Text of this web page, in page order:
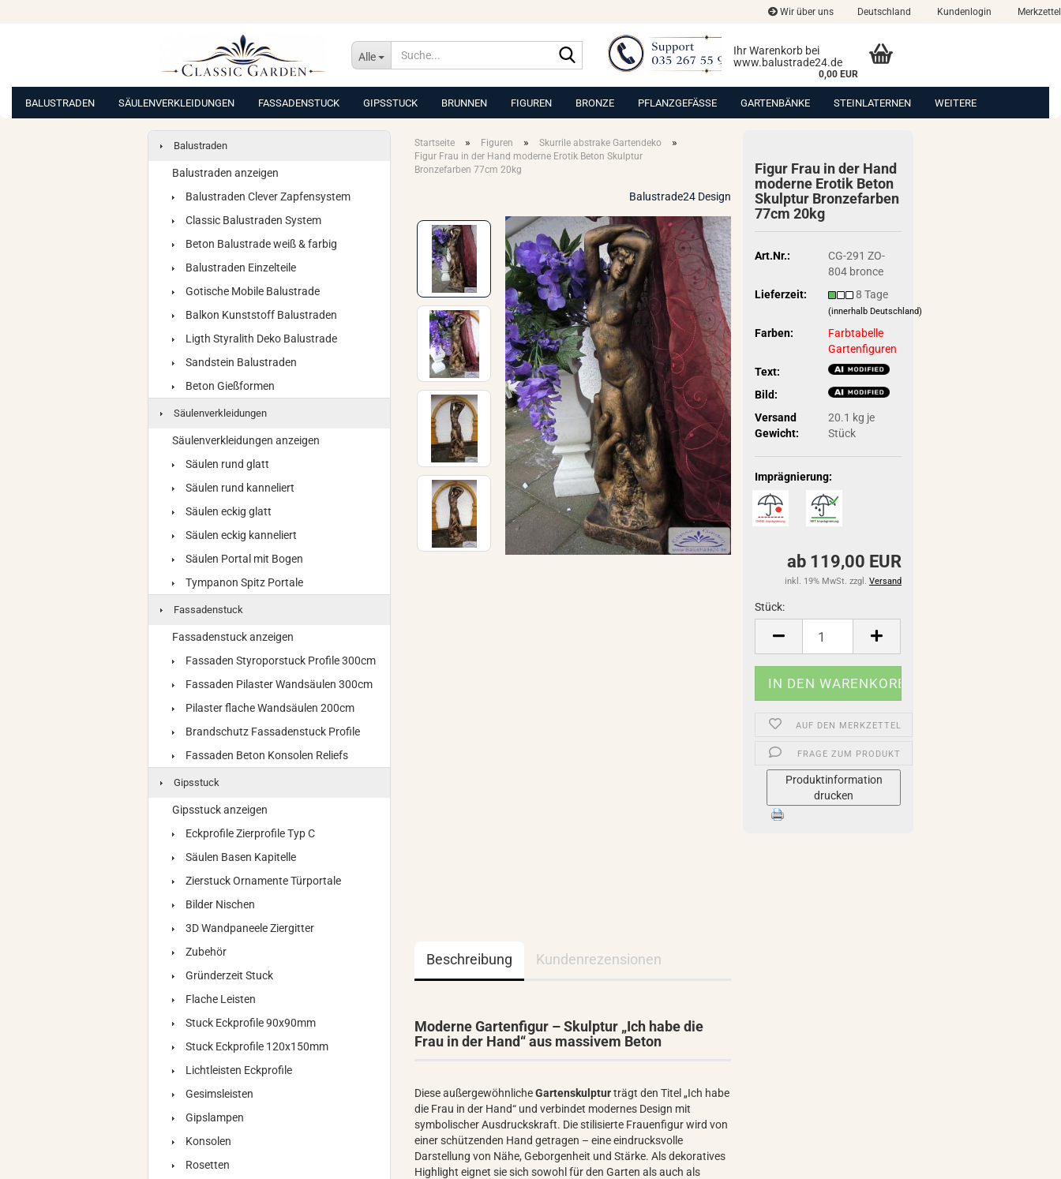
Wir über uns Deutschland Kundenlogin Merkzettel
Alle
Suche...
Ihr Warenkorb bei
www.balustrade24.de
0,00 EUR
BALUSTRADEN SÄULENVERKLEIDUNGEN FASSADENSTUCK GIPSSTUCK BRUNNEN FIGUREN BRONZE PFLANZGEFÄSSE GARTENBÄNKE STEINLATERNEN WEITERE
Startseite » Figuren » Skurrile abstrake Gartendeko »
Figur Frau in der Hand moderne Erotik Beton Skulptur
Bronzefarben 77cm 20kg
Balustrade24 Design
Figur Frau in der Hand
mo­der­ne Ero­tik Beton
Skulp­tur Bron­ze­far­ben
77cm 20kg
Art.Nr.:
CG-291 ZO-
804 bronce
Lieferzeit:
8 Tage
(innerhalb Deutschland)
Farben:
Farbtabelle
Gartenfiguren
Text:
Bild:
Versand
Gewicht:
20.1 kg je
Stück
Imprägnierung:
ab 119,00 EUR
inkl. 19% MwSt. zzgl. Versand
Stück:
Stück
AUF DEN MERKZETTEL
FRAGE ZUM PRODUKT
Produktinformation
drucken
Beschreibung Kundenrezensionen
Moderne Gartenfigur – Skulptur „Ich habe die
Frau in der Hand“ aus massivem Beton
Diese außergewöhnlicheGartenskulpturträgt den Titel „Ich habe
die Frau in der Hand“ und verbindet modernes Design mit
symbolischer Ausdruckskraft. Die stilisierte Frauenfigur wird von
einer schützenden Hand getragen – eine eindrucksvolle
Darstellung von Nähe, Geborgenheit und Stärke. Als dekoratives
Highlight eignet sie sich sowohl für den Garten als auch als
Balustraden
Balustraden anzeigen
Balustraden Clever Zapfensystem
Classic Balustraden System
Beton Balustrade weiß & farbig
Balustraden Einzelteile
Gotische Mobile Balustrade
Balkon Kunststoff Balustraden
Ligth Styralith Deko Balustrade
Sandstein Balustraden
Beton Gießformen
Säulenverkleidungen
Säulenverkleidungen anzeigen
Säulen rund glatt
Säulen rund kanneliert
Säulen eckig glatt
Säulen eckig kanneliert
Säulen Portal mit Bogen
Tympanon Spitz Portale
Fassadenstuck
Fassadenstuck anzeigen
Fassaden Styroporstuck Profile 300cm
Fassaden Pilaster Wandsäulen 300cm
Pilaster flache Wandsäulen 200cm
Brandschutz Fassadenstuck Profile
Fassaden Beton Konsolen Reliefs
Gipsstuck
Gipsstuck anzeigen
Eckprofile Zierprofile Typ C
Säulen Basen Kapitelle
Zierstuck Ornamente Türportale
Bilder Nischen
3D Wandpaneele Ziergitter
Zubehör
Gründerzeit Stuck
Flache Leisten
Stuck Eckprofile 90x90mm
Stuck Eckprofile 120x150mm
Lichtleisten Eckprofile
Gesimsleisten
Gipslampen
Konsolen
Rosetten